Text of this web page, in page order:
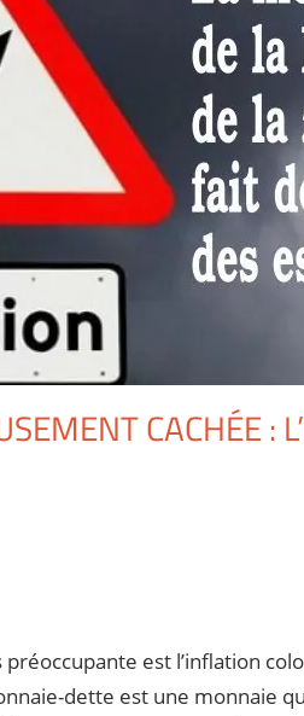
CACHÉE :
est l’inflation
dette est une monnaie